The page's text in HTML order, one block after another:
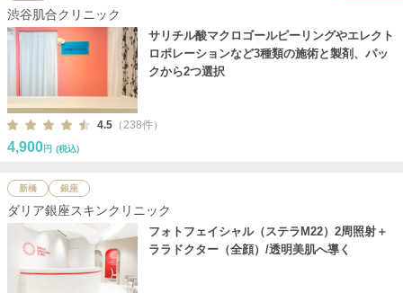
渋谷肌合クリニック
サリチル酸マクロゴールピーリングやエレクト
ロポレーションなど3種類の施術と製剤、パッ
クから2つ選択
4.5 （238件）
4,900円 (税込)
新橋 銀座
ダリア銀座スキンクリニック
フォトフェイシャル（ステラM22）2周照射＋
ララドクター（全顔）/透明美肌へ導く